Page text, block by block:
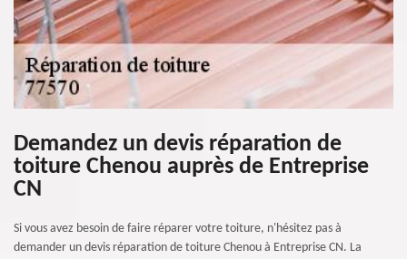
Demandez un devis réparation de
toiture Chenou auprès de Entreprise
CN
Si vous avez besoin de faire réparer votre toiture, n'hésitez pas à
demander un devis réparation de toiture Chenou à Entreprise CN. La